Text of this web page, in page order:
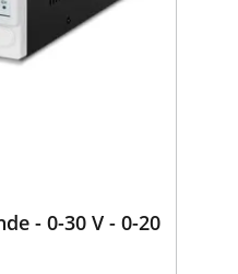
- 0-30 V - 0-20